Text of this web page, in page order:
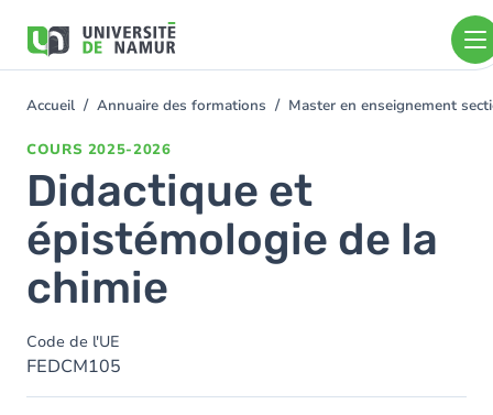
contenu
You
Accueil Annuaire des formations Master en enseignement
COURS 2025-2026
Didactique et
épistémologie de la
chimie
Code de l'UE
FEDCM105